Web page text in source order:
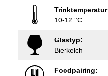
10-12 °C
Glastyp:
Bierkelch
Foodpairing: